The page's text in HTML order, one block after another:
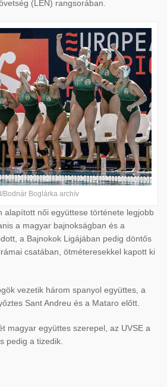
(LEN) rangsorában.
Bodnár Boglárka archív
alapított női együttese története legjobb
a magyar bajnokságban és a
a Bajnokok Ligájában pedig döntős
csatában, ötméteresekkel kapott ki
vezetik három spanyol együttes, a
Sant Andreu és a Mataro előtt.
magyar együttes szerepel, az UVSE a
pedig a tizedik.